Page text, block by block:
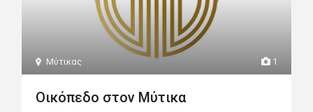
1
Μύτικας
Οικόπεδο στον Μύτικα